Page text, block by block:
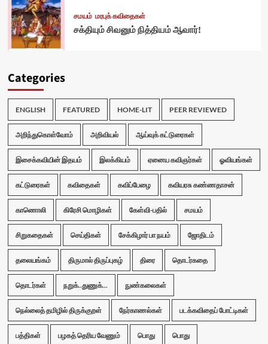
சமயம் மரபுக் கவிதைகள்
சக்தியும் சிவனும் நித்தியம் ஆவார்!
Categories
ENGLISH FEATURED HOME-LIT PEER REVIEWED
அறிந்துகொள்வோம் அறிவியல் ஆய்வுக் கட்டுரைகள்
இசைக்கவியின் இதயம் இலக்கியம் ஏனைய கவிஞர்கள் ஓவியங்கள்
கட்டுரைகள் கவிதைகள் கவிப்பேழை கவியரசு கண்ணதாசன்
காணொலி கிரேசி மொழிகள் கேள்வி-பதில் சமயம்
சிறுகதைகள் செய்திகள் சேக்கிழார் பா நயம் ஜோதிடம்
தலையங்கம் திருமால் திருப்புகழ் திரை தொடர்கதை
தொடர்கள் நறுக்..துணுக்... நுண்கலைகள்
நெல்லைத் தமிழில் திருக்குறள் நேர்காணல்கள் படக்கவிதைப் போட்டிகள்
பத்திகள் பழகத் தெரிய வேணும் பொது பொது